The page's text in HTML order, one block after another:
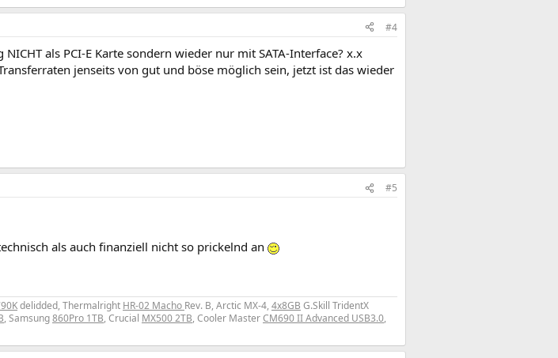
#4
als PCI-E Karte sondern wieder nur mit SATA-Interface? x.x
jenseits von gut und böse möglich sein, jetzt ist das wieder
#5
als auch finanziell nicht so prickelnd an
delidded, Thermalright HR-02 Macho Rev. B, Arctic MX-4, 4x8GB G.Skill TridentX
, Samsung860Pro 1TB, Crucial MX500 2TB, Cooler MasterCM690 II Advanced USB3.0,